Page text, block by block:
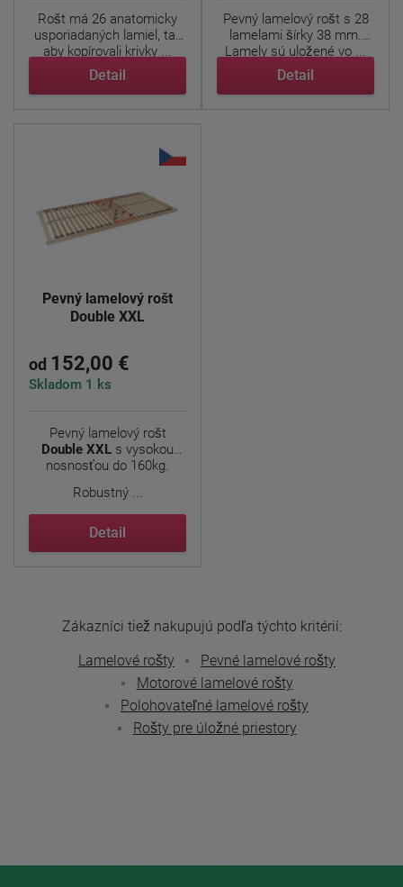
Rošt má 26 anatomicky
usporiadaných lamiel, tak
aby kopírovali krivky ...
Detail
Pevný lamelový rošt s 28
lamelami šírky 38 mm.
Lamely sú uložené vo ...
Detail
Pevný lamelový rošt
Double XXL
od 152,00 €
Skladom 1 ks
Pevný lamelový rošt
Double XXL s vysokou
nosnosťou do 160kg.
Robustný ...
Detail
Zákazníci tiež nakupujú podľa týchto kritérií:
Lamelové rošty
Pevné lamelové rošty
Motorové lamelové rošty
Polohovateľné lamelové rošty
Rošty pre úložné priestory